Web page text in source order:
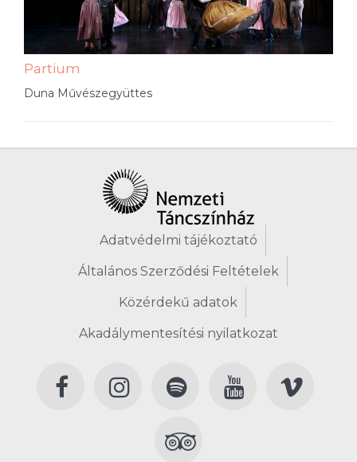
Partium
Duna Művészegyüttes
Adatvédelmi tájékoztató
Általános Szerződési Feltételek
Közérdekű adatok
Akadálymentesítési nyilatkozat